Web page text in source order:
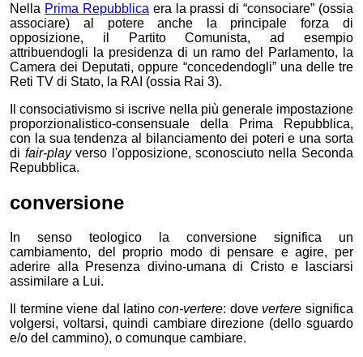
Nella Prima Repubblica era la prassi di “consociare” (ossia
associare) al potere anche la principale forza di
opposizione, il Partito Comunista, ad esempio
attribuendogli la presidenza di un ramo del Parlamento, la
Camera dei Deputati, oppure “concedendogli” una delle tre
Reti TV di Stato, la RAI (ossia Rai 3).
Il consociativismo si iscrive nella più generale impostazione
proporzionalistico-consensuale della Prima Repubblica,
con la sua tendenza al bilanciamento dei poteri e una sorta
di fair-playverso l'opposizione, sconosciuto nella Seconda
Repubblica.
conversione
In senso teologico la conversione significa un
cambiamento, del proprio modo di pensare e agire, per
aderire alla Presenza divino-umana di Cristo e lasciarsi
assimilare a Lui.
Il termine viene dal latinocon-vertere: dove vertere significa
volgersi, voltarsi, quindi cambiare direzione (dello sguardo
e/o del cammino), o comunque cambiare.